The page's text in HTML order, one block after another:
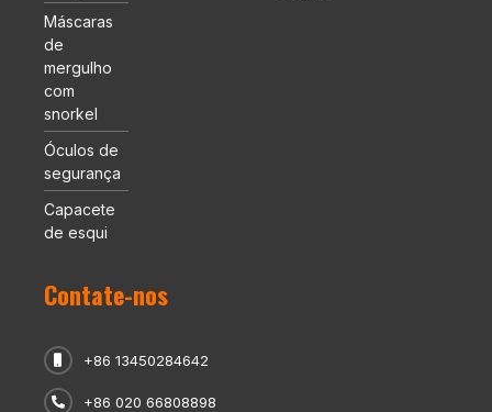
Máscaras
de
mergulho
com
snorkel
Óculos de
segurança
Capacete
de esqui
Contate-nos
+86 13450284642
+86 020 66808898